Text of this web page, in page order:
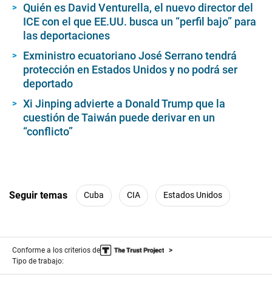
Quién es David Venturella, el nuevo director del
ICE con el que EE.UU. busca un “perfil bajo” para
las deportaciones
Exministro ecuatoriano José Serrano tendrá
protección en Estados Unidos y no podrá ser
deportado
Xi Jinping advierte a Donald Trump que la
cuestión de Taiwán puede derivar en un
“conflicto”
Seguir temas Cuba CIA Estados Unidos
Conforme a los criterios de
Tipo de trabajo: